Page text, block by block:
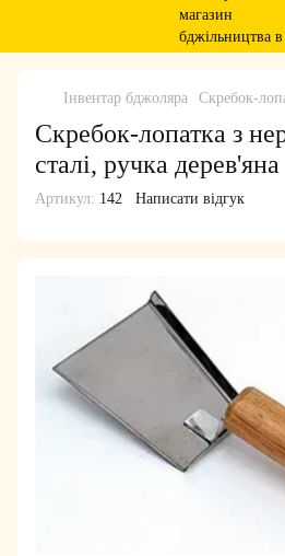
Інвентар бджоляра Скребок-
Скребок-лопатка з
сталі, ручка дерев'яна
Артикул: 142 Написати відгук